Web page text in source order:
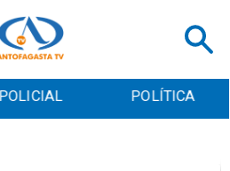
POLÍTICA CULTURA